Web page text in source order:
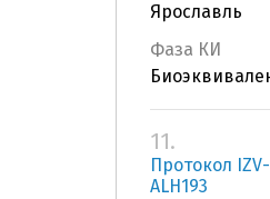
Ярославль
Фаза КИ
11.
Протокол IZV-
ALH193